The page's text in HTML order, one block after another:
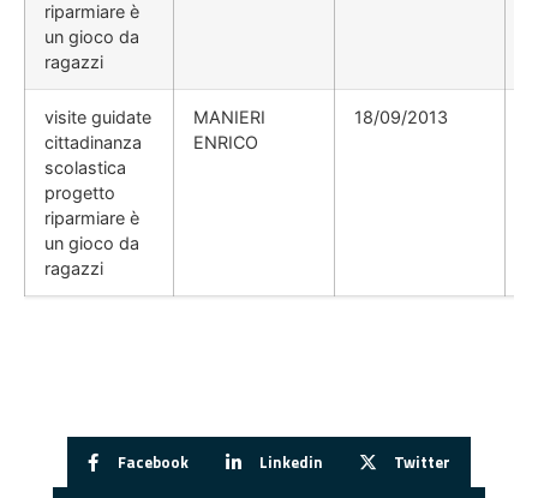
riparmiare è
un gioco da
ragazzi
visite guidate
cittadinanza
scolastica
progetto
riparmiare è
un gioco da
ragazzi
MANIERI
ENRICO
18/09/2013
Facebook Linkedin Twitter